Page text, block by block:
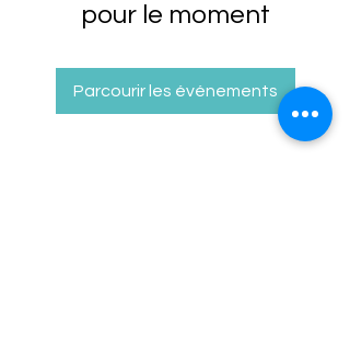
pour le moment
Parcourir les événements